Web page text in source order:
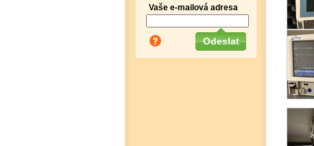
Vaše e-mailová adresa